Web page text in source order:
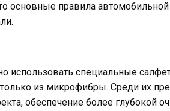
основные правила
использовать специальные
из микрофибры. Среди их
обеспечение более глубокой